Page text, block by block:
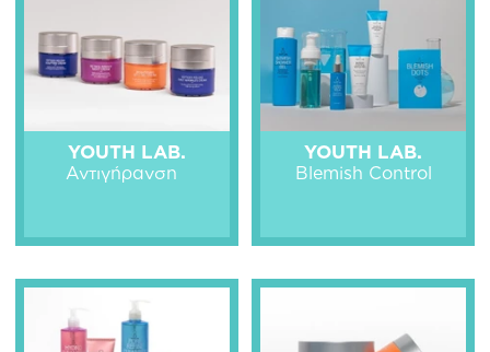
YOUTH LAB. YOUTH LAB.
Blemish Control